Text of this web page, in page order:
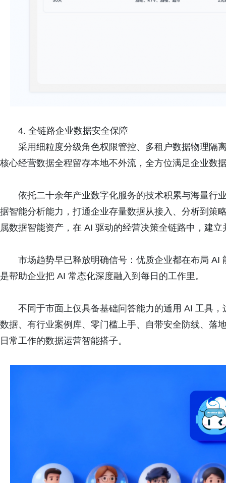
4. 全链路企业数据安全保障
采用细粒度分级角色权限管控、多租户数据物理隔
核心经营数据全程留存本地不外流，全方位满足企业数
依托二十余年产业数字化服务的技术积累与海量行
据智能分析能力，打通企业存量数据从接入、分析到策
属数据智能资产，在 AI 驱动的经营决策全链路中，建
市场趋势早已释放明确信号：优质企业都在布局
是帮助企业把 AI 常态化深度融入到每日的工作里。
不同于市面上仅具备基础问答能力的通用 AI 工具
数据、有行业案例库、零门槛上手、自带安全防线、落
日常工作的数据运营智能搭子。